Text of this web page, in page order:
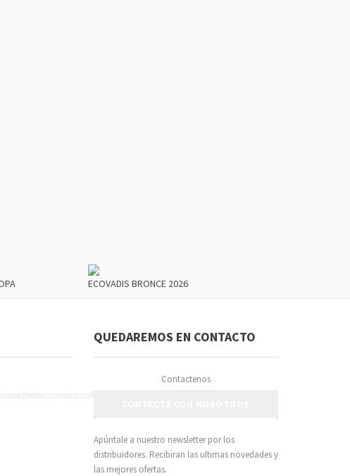
ECOVADIS BRONCE 2026
QUEDAREMOS EN CONTACTO
Contactenos
Apúntale a nuestro newsletter por los
distribuidores. Recibiran las ultimas novedades y
las mejores ofertas.